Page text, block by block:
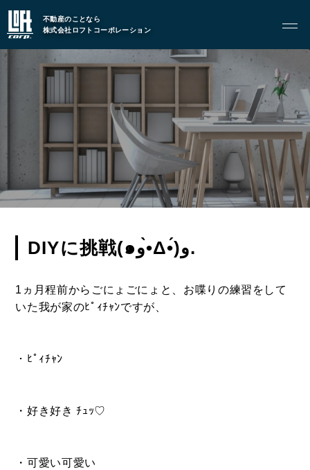
不動産のことなら
株式会社ロフトコーポレーション
GARAGE APART
G BASE
ABOUT 私たちについて
- スタッフ紹介
FOOD 飲食部門
DIYに挑戦(๑و•̀Δ•́)و.
1ヵ月程前からごにょごにょと、お喋りの練習をして
いた我が家のﾋﾟｨﾁｬﾝですが、
・ﾋﾟｨﾁｬﾝ
・好き好き ﾁｭｯ♡
・可愛い可愛い